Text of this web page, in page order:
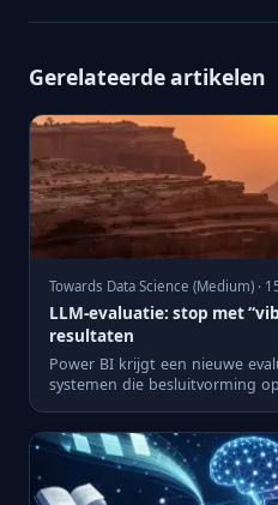
Gerelateerde artikelen
Towards Data Science (Medium) ·
LLM-evaluatie: stop met
resultaten
Power BI krijgt een nieuwe
systemen die besluitvorming